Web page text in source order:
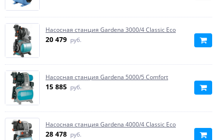
Насосная станция Gardena 3000/4 Classic Eco
20 479 руб.
Насосная станция Gardena 5000/5 Comfort
15 885 руб.
Насосная станция Gardena 4000/4 Classic Eco
28 478 руб.